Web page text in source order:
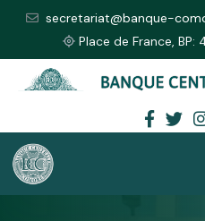
secretariat@banque-
Place de France,